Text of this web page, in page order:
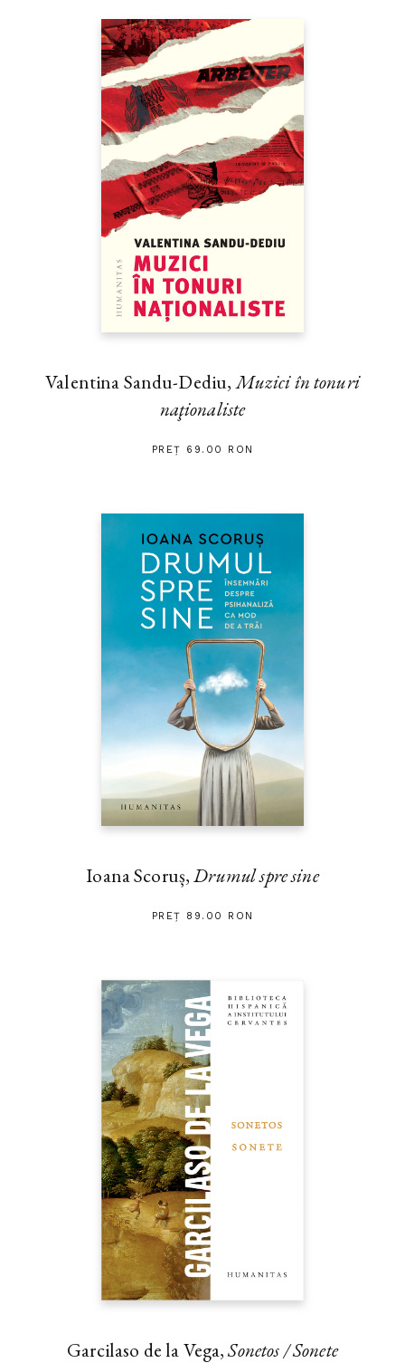
Valentina Sandu-Dediu,Muzici în tonuri
naţionaliste
PREȚ 69.00 RON
Ioana Scoruș,Drumul spre sine
PREȚ 89.00 RON
Garcilaso de la Vega,Sonetos / Sonete